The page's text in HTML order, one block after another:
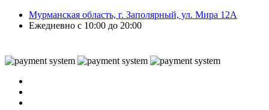
Мурманская область, г. Заполярный, ул. Мира 12А
Ежедневно с 10:00 до 20:00